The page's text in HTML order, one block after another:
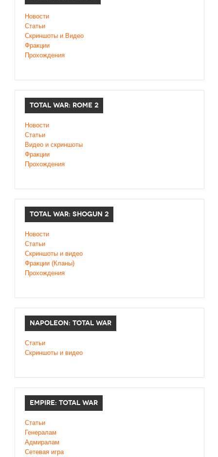
Новости
Статьи
Скриншоты и Видео
Фракции
Прохождения
TOTAL WAR: ROME 2
Новости
Статьи
Видео и скриншоты
Фракции
Прохождения
TOTAL WAR: SHOGUN 2
Новости
Статьи
Cкриншоты и видео
Фракции (Кланы)
Прохождения
NAPOLEON: TOTAL WAR
Статьи
Скриншоты и видео
EMPIRE: TOTAL WAR
Статьи
Генералам
Адмиралам
Сетевая игра